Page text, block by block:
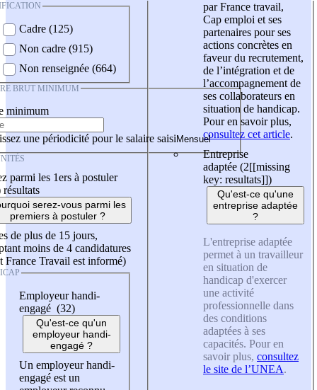
Cadre (125)
Non cadre (915)
Non renseignée (664)
BRUT MINIMUM
minimum
une périodicité pour le salaire saisi
parmi les 1ers à postuler
résultats
serez-vous parmi les
premiers à postuler ?
de plus de 15 jours,
moins de 4 candidatures
France Travail est informé)
Employeur handi-
engagé (32)
Qu'est-ce qu'un
employeur handi-
engagé ?
Un employeur handi-
engagé est un
par France travail,
Cap emploi et ses
partenaires pour ses
actions concrètes en
faveur du recrutement,
de l’intégration et de
l’accompagnement de
ses collaborateurs en
situation de handicap.
Pour en savoir plus,
consultez cet article.
Entreprise
adaptée (2[[missing
key: resultats]])
Qu'est-ce qu'une
entreprise adaptée
?
L'entreprise adaptée
permet à un travailleur
en situation de
handicap d'exercer
une activité
professionnelle dans
des conditions
adaptées à ses
capacités. Pour en
savoir plus, consultez
le site de l’UNEA.